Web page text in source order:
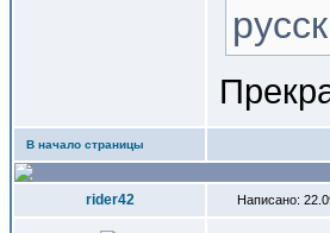
В начало страницы
rider42 Написано: